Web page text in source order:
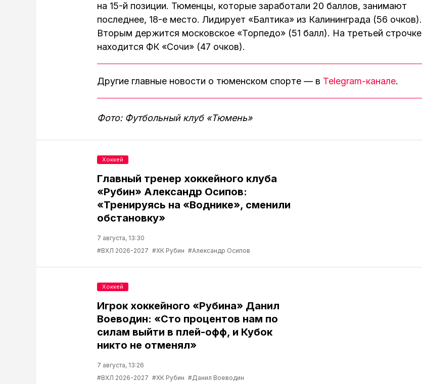
на 15-й позиции. Тюменцы, которые заработали 20 баллов, занимают
последнее, 18-е место. Лидирует «Балтика» из Калининграда (56 очков).
Вторым держится московское «Торпедо» (51 балл). На третьей строчке
находится ФК «Сочи» (47 очков).
Другие главные новости о тюменском спорте — в Telegram-канале.
Фото: Футбольный клуб «Тюмень»
Главный тренер хоккейного клуба
«Рубин» Александр Осипов:
«Тренируясь на «Воднике», сменили
обстановку»
7 августа, 13:30
#ВХЛ 2026-2027 #ХК Рубин #Александр Осипов
Хоккей
Игрок хоккейного «Рубина» Данил
Воеводин: «Сто процентов нам по
силам выйти в плей-офф, и Кубок
никто не отменял»
7 августа, 13:26
#ВХЛ 2026-2027 #ХК Рубин #Данил Воеводин
Хоккей